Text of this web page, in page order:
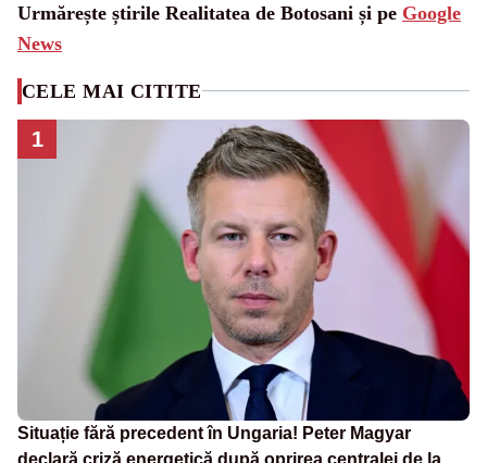
Urmărește știrile Realitatea de Botosani și pe Google
News
CELE MAI CITITE
1
Situație fără precedent în Ungaria! Peter Magyar
declară criză energetică după oprirea centralei de la